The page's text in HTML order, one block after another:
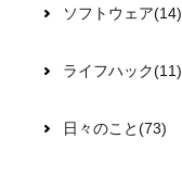
ソフトウェア(14)
ライフハック(11)
日々のこと(73)